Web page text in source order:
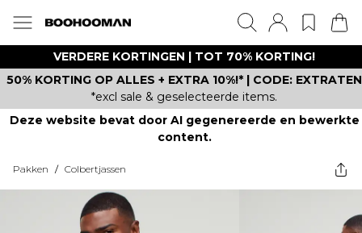
VERDERE KORTINGEN | TOT 70% KORTING!
50% KORTING OP ALLES + EXTRA 10%!* | CODE: EXTRATEN
*excl sale & geselecteerde items.
Deze website bevat door AI gegenereerde en bewerkte
content.
Pakken / Colbertjassen